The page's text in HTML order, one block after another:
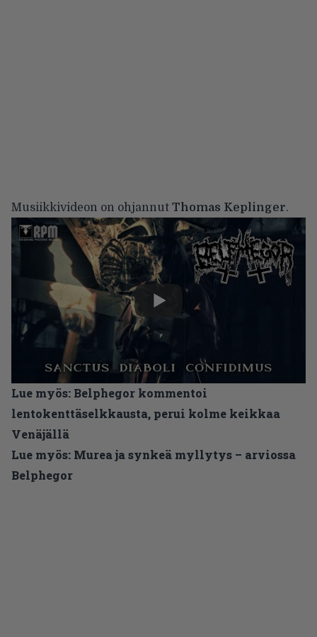
Musiikkivideon on ohjannut Thomas Keplinger.
Lue myös: Belphegor kommentoi
lentokenttäselkkausta, perui kolme keikkaa
Venäjällä
Lue myös: Murea ja synkeä myllytys – arviossa
Belphegor